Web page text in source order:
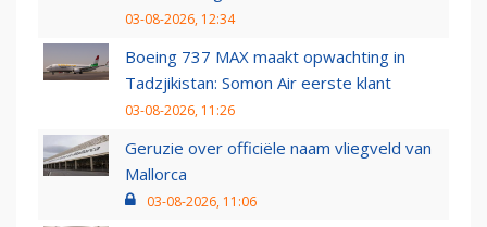
03-08-2026, 12:34
Boeing 737 MAX maakt opwachting in
Tadzjikistan: Somon Air eerste klant
03-08-2026, 11:26
Geruzie over officiële naam vliegveld van
Mallorca
03-08-2026, 11:06